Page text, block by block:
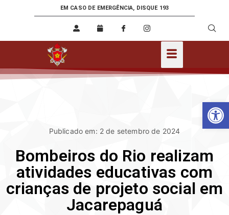
EM CASO DE EMERGÊNCIA, DISQUE 193
Publicado em: 2 de setembro de 2024
Bombeiros do Rio realizam
atividades educativas com
crianças de projeto social em
Jacarepaguá